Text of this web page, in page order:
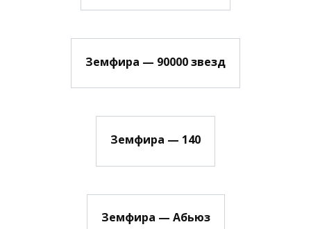
Земфира — 90000 звезд
Земфира — 140
Земфира — Абьюз